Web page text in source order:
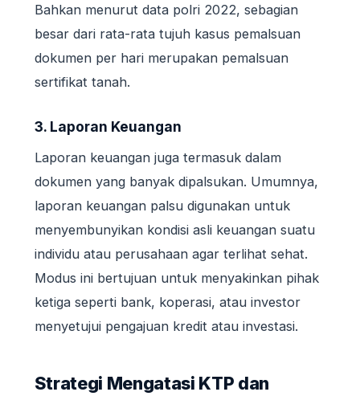
Bahkan menurut data polri 2022, sebagian
besar dari rata-rata tujuh kasus pemalsuan
dokumen per hari merupakan pemalsuan
sertifikat tanah.
3. Laporan Keuangan
Laporan keuangan juga termasuk dalam
dokumen yang banyak dipalsukan. Umumnya,
laporan keuangan palsu digunakan untuk
menyembunyikan kondisi asli keuangan suatu
individu atau perusahaan agar terlihat sehat.
Modus ini bertujuan untuk menyakinkan pihak
ketiga seperti bank, koperasi, atau investor
menyetujui pengajuan kredit atau investasi.
Strategi Mengatasi KTP dan